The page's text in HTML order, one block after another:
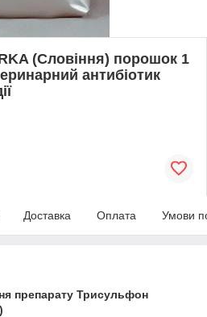
(Словіння) порошок 1
антибіотик
Доставка Оплата Умови
препарату Трисульфон